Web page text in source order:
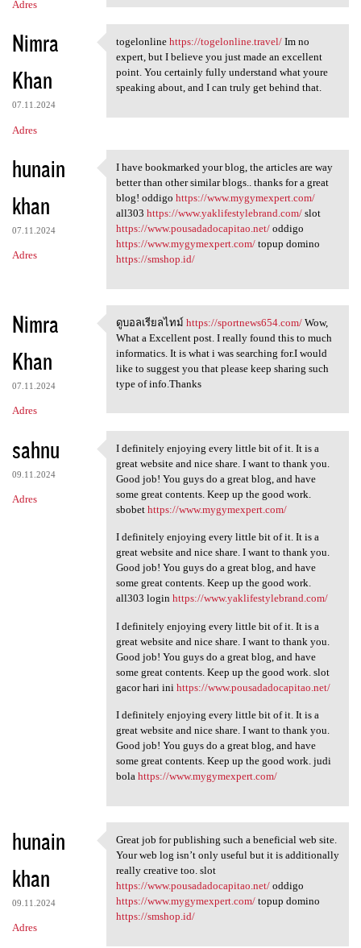
Adres
Nimra
Khan
07.11.2024
Adres
togelonline https:/
togelonline https://togelonline.travel/Im no
expert, but I believe you just made an excellent
point. You certainly fully understand what youre
speaking about, and I can truly get behind that.
hunain
khan
07.11.2024
Adres
I have bookmarked your blog,
I have bookmarked your blog, the articles are way
better than other similar blogs.. thanks for a great
blog! oddigo https://www.mygymexpert.com/
all303 https://www.yaklifestylebrand.com/slot
https://www.pousadadocapitao.net/oddigo
https://www.mygymexpert.com/topup domino
https://smshop.id/
Nimra
Khan
07.11.2024
Adres
ดูบอลเรียลไทม์ https:/
ดูบอลเรียลไทม์ https://sportnews654.com/Wow,
What a Excellent post. I really found this to much
informatics. It is what i was searching for.I would
like to suggest you that please keep sharing such
type of info.Thanks
sahnu
09.11.2024
Adres
I definitely enjoying every
I definitely enjoying every little bit of it. It is a
great website and nice share. I want to thank you.
Good job! You guys do a great blog, and have
some great contents. Keep up the good work.
sbobet https://www.mygymexpert.com/
I definitely enjoying every little bit of it. It is a
great website and nice share. I want to thank you.
Good job! You guys do a great blog, and have
some great contents. Keep up the good work.
all303 login https://www.yaklifestylebrand.com/
I definitely enjoying every little bit of it. It is a
great website and nice share. I want to thank you.
Good job! You guys do a great blog, and have
some great contents. Keep up the good work. slot
gacor hari ini https://www.pousadadocapitao.net/
I definitely enjoying every little bit of it. It is a
great website and nice share. I want to thank you.
Good job! You guys do a great blog, and have
some great contents. Keep up the good work. judi
bola https://www.mygymexpert.com/
hunain
khan
09.11.2024
Adres
Great job for publishing such
Great job for publishing such a beneficial web site.
Your web log isn’t only useful but it is additionally
really creative too. slot
https://www.pousadadocapitao.net/oddigo
https://www.mygymexpert.com/topup domino
https://smshop.id/